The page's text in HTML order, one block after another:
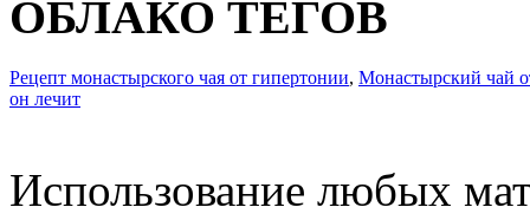
ОБЛАКО ТЕГОВ
Рецепт монастырского чая от гипертонии, Монастырский чай
он лечит
Использование любых